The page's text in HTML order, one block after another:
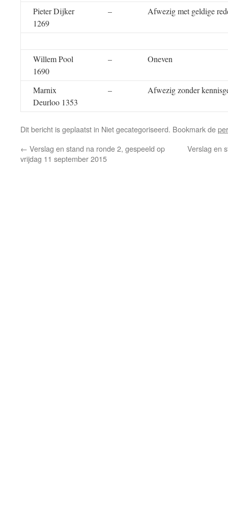
Pieter Dijker
1269
– Afwezig met geldige
Willem Pool
1690
– Oneven
Marnix
Deurloo 1353
– Afwezig zonder
Dit bericht is geplaatst in Niet gecategoriseerd. Bookmark de
← Verslag en stand na ronde 2, gespeeld op
vrijdag 11 september 2015
Verslag en